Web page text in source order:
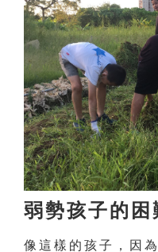
弱勢孩子的困
像這樣的孩子，因